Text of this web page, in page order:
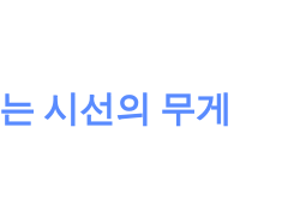
시선의 무게